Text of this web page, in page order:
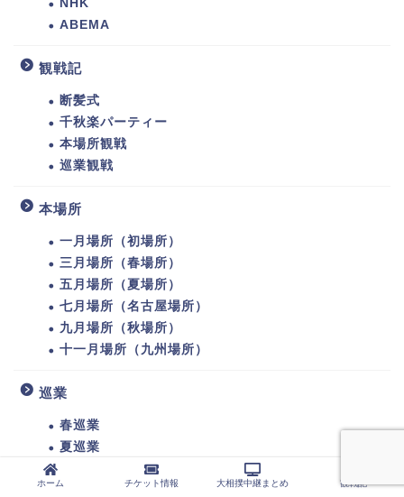
NHK
ABEMA
観戦記
断髪式
千秋楽パーティー
本場所観戦
巡業観戦
本場所
一月場所（初場所）
三月場所（春場所）
五月場所（夏場所）
七月場所（名古屋場所）
九月場所（秋場所）
十一月場所（九州場所）
巡業
春巡業
夏巡業
冬巡業
ホーム チケット情報 大相撲中継まとめ 観戦記